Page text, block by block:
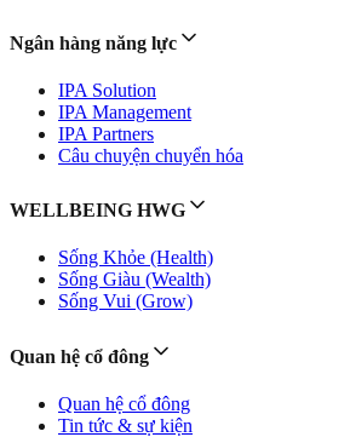
Ngân hàng năng lực
IPA Solution
IPA Management
IPA Partners
Câu chuyện chuyển hóa
WELLBEING HWG
Sống Khỏe (Health)
Sống Giàu (Wealth)
Sống Vui (Grow)
Quan hệ cổ đông
Quan hệ cổ đông
Tin tức & sự kiện